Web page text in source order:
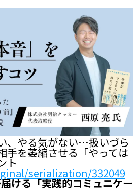
、やる気がない…扱いづら
を萎縮させる「やっては
ト
serialization/332049
ける「実践的コミュニケー